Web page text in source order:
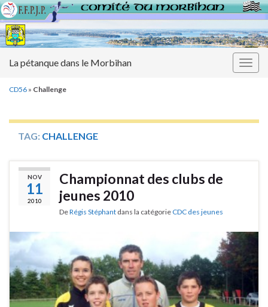
La pétanque dans le Morbihan
CD56 » Challenge
TAG: CHALLENGE
NOV
11
2010
Championnat des clubs de
jeunes 2010
DeRégis Stéphant dans la catégorie CDC des jeunes